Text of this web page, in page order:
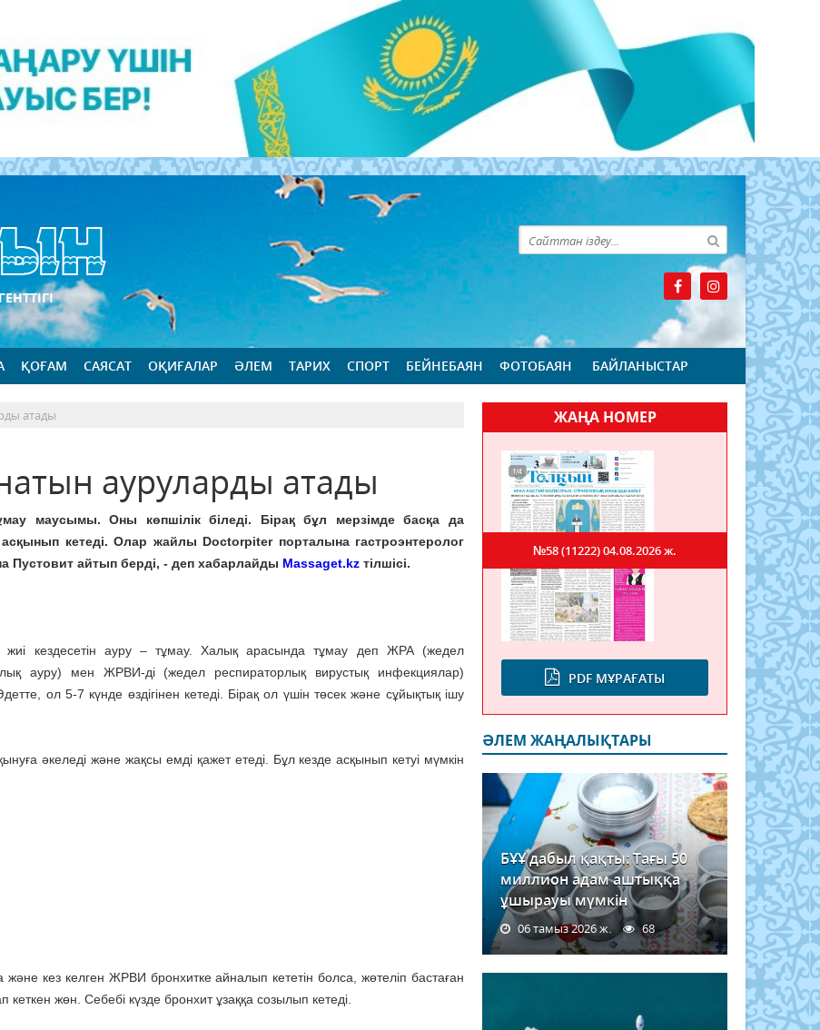
ҚОҒАМ САЯСАТ ОҚИҒАЛАР ӘЛЕМ ТАРИХ СПОРТ БЕЙНЕБАЯН ФОТОБАЯН БАЙЛАНЫСТАР
атады
ауруларды атады
маусымы. Оны көпшілік біледі. Бірақ бұл мерзімде басқа да
кетеді. Олар жайлы Doctorpiter порталына гастроэнтеролог
Пустовит айтып берді, - деп хабарлайды Massaget.kz тілшісі.
жиі кездесетін ауру – тұмау. Халық арасында тұмау деп ЖРА (жедел
ауру) мен ЖРВИ-ді (жедел респираторлық вирустық инфекциялар)
ол 5-7 күнде өздігінен кетеді. Бірақ ол үшін төсек және сұйықтық ішу
әкеледі және жақсы емді қажет етеді. Бұл кезде асқынып кетуі мүмкін
және кез келген ЖРВИ бронхитке айналып кететін болса, жөтеліп бастаған
жөн. Себебі күзде бронхит ұзаққа созылып кетеді.
ЖАҢА НОМЕР
PDF МҰРАҒАТЫ
№58 (11222)04.08.2026 ж.
ӘЛЕМ ЖАҢАЛЫҚТАРЫ
БҰҰ дабыл қақты: Тағы 50
миллион адам аштыққа
ұшырауы мүмкін
06 тамыз 2026 ж. 68